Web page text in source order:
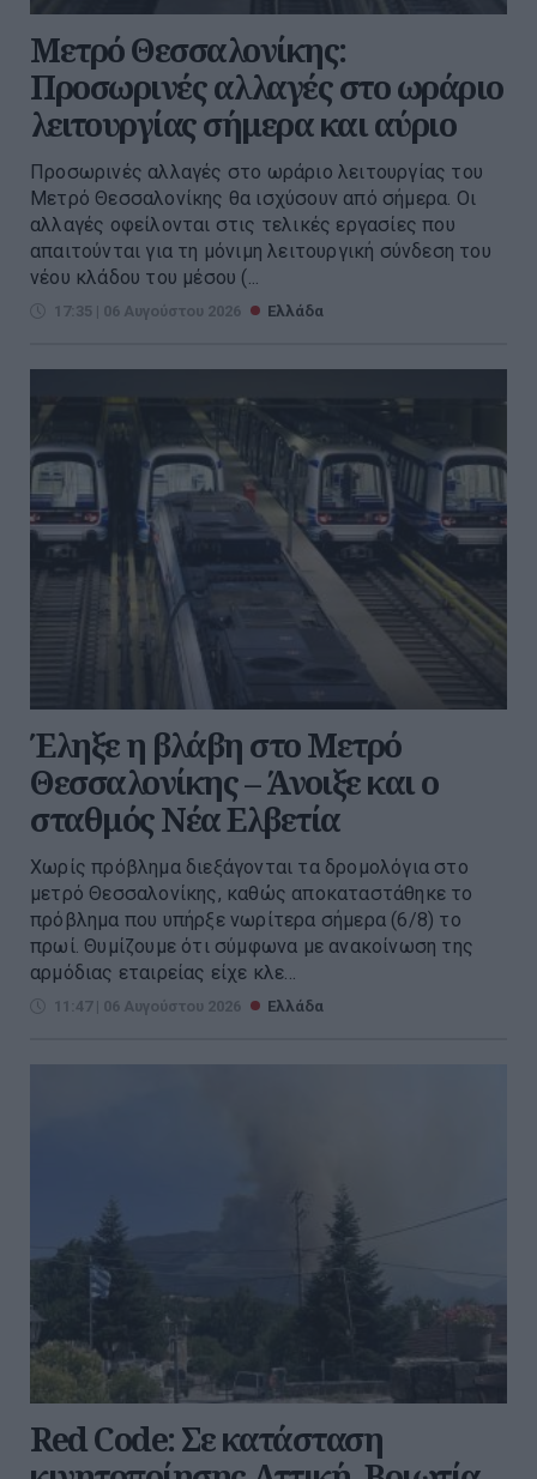
Μετρό Θεσσαλονίκης:
Προσωρινές αλλαγές στο ωράριο
λειτουργίας σήμερα και αύριο
Προσωρινές αλλαγές στο ωράριο λειτουργίας του
Μετρό Θεσσαλονίκης θα ισχύσουν από σήμερα. Οι
αλλαγές οφείλονται στις τελικές εργασίες που
απαιτούνται για τη μόνιμη λειτουργική σύνδεση του
νέου κλάδου του μέσου (...
17:35 | 06 Αυγούστου 2026 Ελλάδα
Έληξε η βλάβη στο Μετρό
Θεσσαλονίκης – Άνοιξε και ο
σταθμός Νέα Ελβετία
Χωρίς πρόβλημα διεξάγονται τα δρομολόγια στο
μετρό Θεσσαλονίκης, καθώς αποκαταστάθηκε το
πρόβλημα που υπήρξε νωρίτερα σήμερα (6/8) το
πρωί. Θυμίζουμε ότι σύμφωνα με ανακοίνωση της
αρμόδιας εταιρείας είχε κλε...
11:47 | 06 Αυγούστου 2026 Ελλάδα
Red Code: Σε κατάσταση